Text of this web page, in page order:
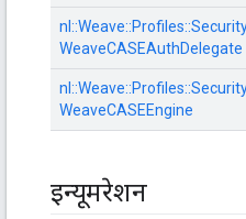
nl::Weave::Profiles::
WeaveCASEAuthDelegate
nl::Weave::Profiles::
WeaveCASEEngine
इन्यूमरेशन